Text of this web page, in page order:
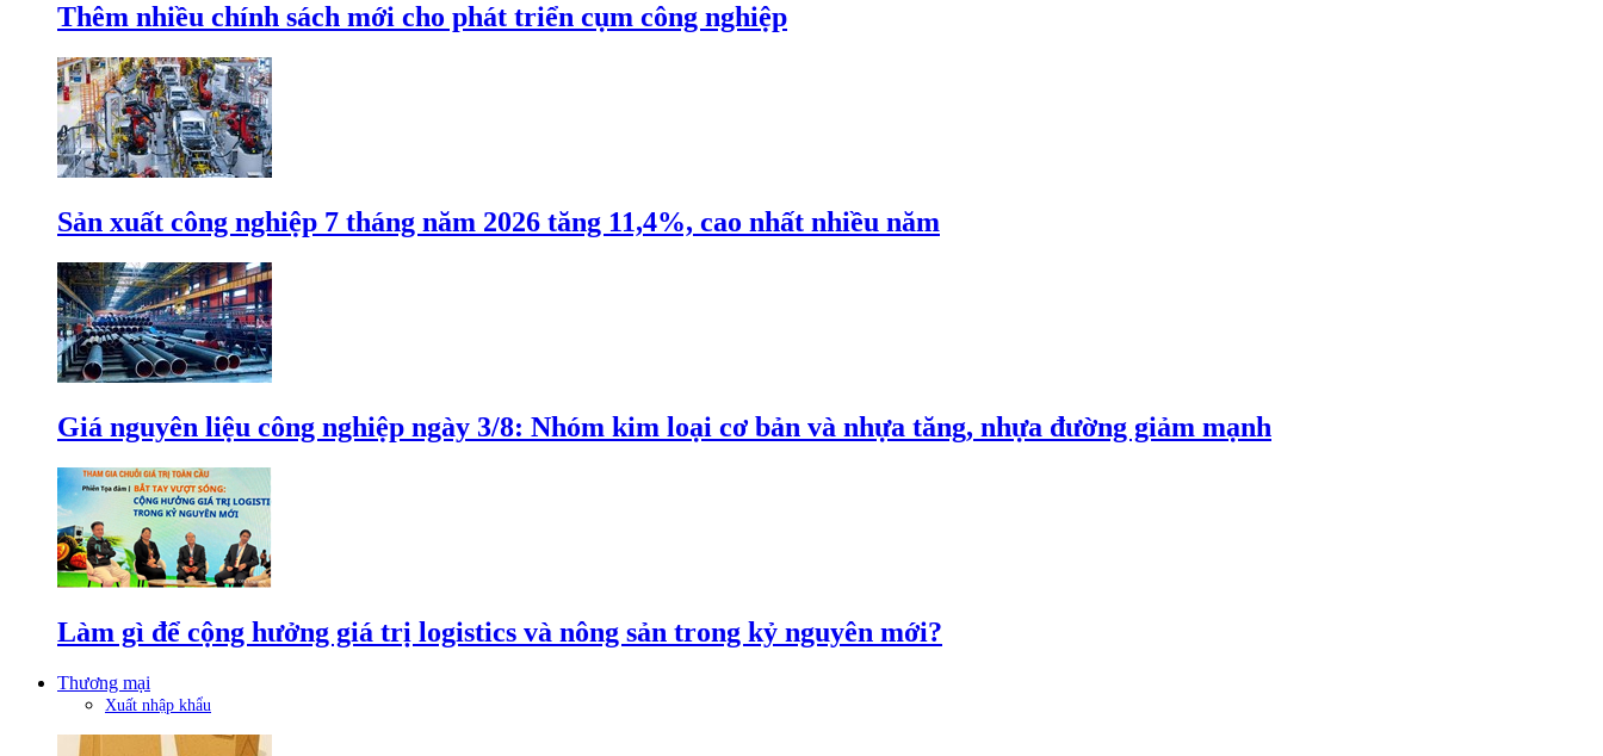
Thêm nhiều chính sách mới cho phát triển cụm công nghiệp
Sản xuất công nghiệp 7 tháng năm 2026 tăng 11,4%, cao nhất nhiều năm
Giá nguyên liệu công nghiệp ngày 3/8: Nhóm kim loại cơ bản và nhựa tăng, nhựa đường giảm mạnh
Làm gì để cộng hưởng giá trị logistics và nông sản trong kỷ nguyên mới?
Thương mại
Xuất nhập khẩu